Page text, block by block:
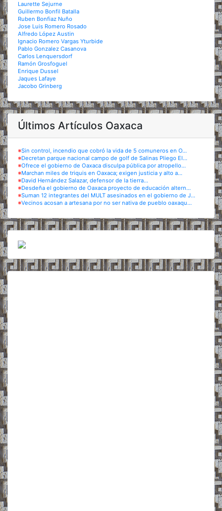
Laurette Sejurne
Guillermo Bonfil Batalla
Ruben Bonfiaz Nuño
Jose Luis Romero Rosado
Alfredo López Austin
Ignacio Romero Vargas Yturbide
Pablo Gonzalez Casanova
Carlos Lenquersdorf
Ramón Grosfoguel
Enrique Dussel
Jaques Lafaye
Jacobo Grinberg
Últimos Artículos Oaxaca
※Sin control, incendio que cobró la vida de 5 comuneros en O...
※Decretan parque nacional campo de golf de Salinas Pliego El...
※Ofrece el gobierno de Oaxaca disculpa pública por atropello...
※Marchan miles de triquis en Oaxaca; exigen justicia y alto a...
※David Hernández Salazar, defensor de la tierra...
※Desdeña el gobierno de Oaxaca proyecto de educación altern...
※Suman 12 integrantes del MULT asesinados en el gobierno de J...
※Vecinos acosan a artesana por no ser nativa de pueblo oaxaqu...